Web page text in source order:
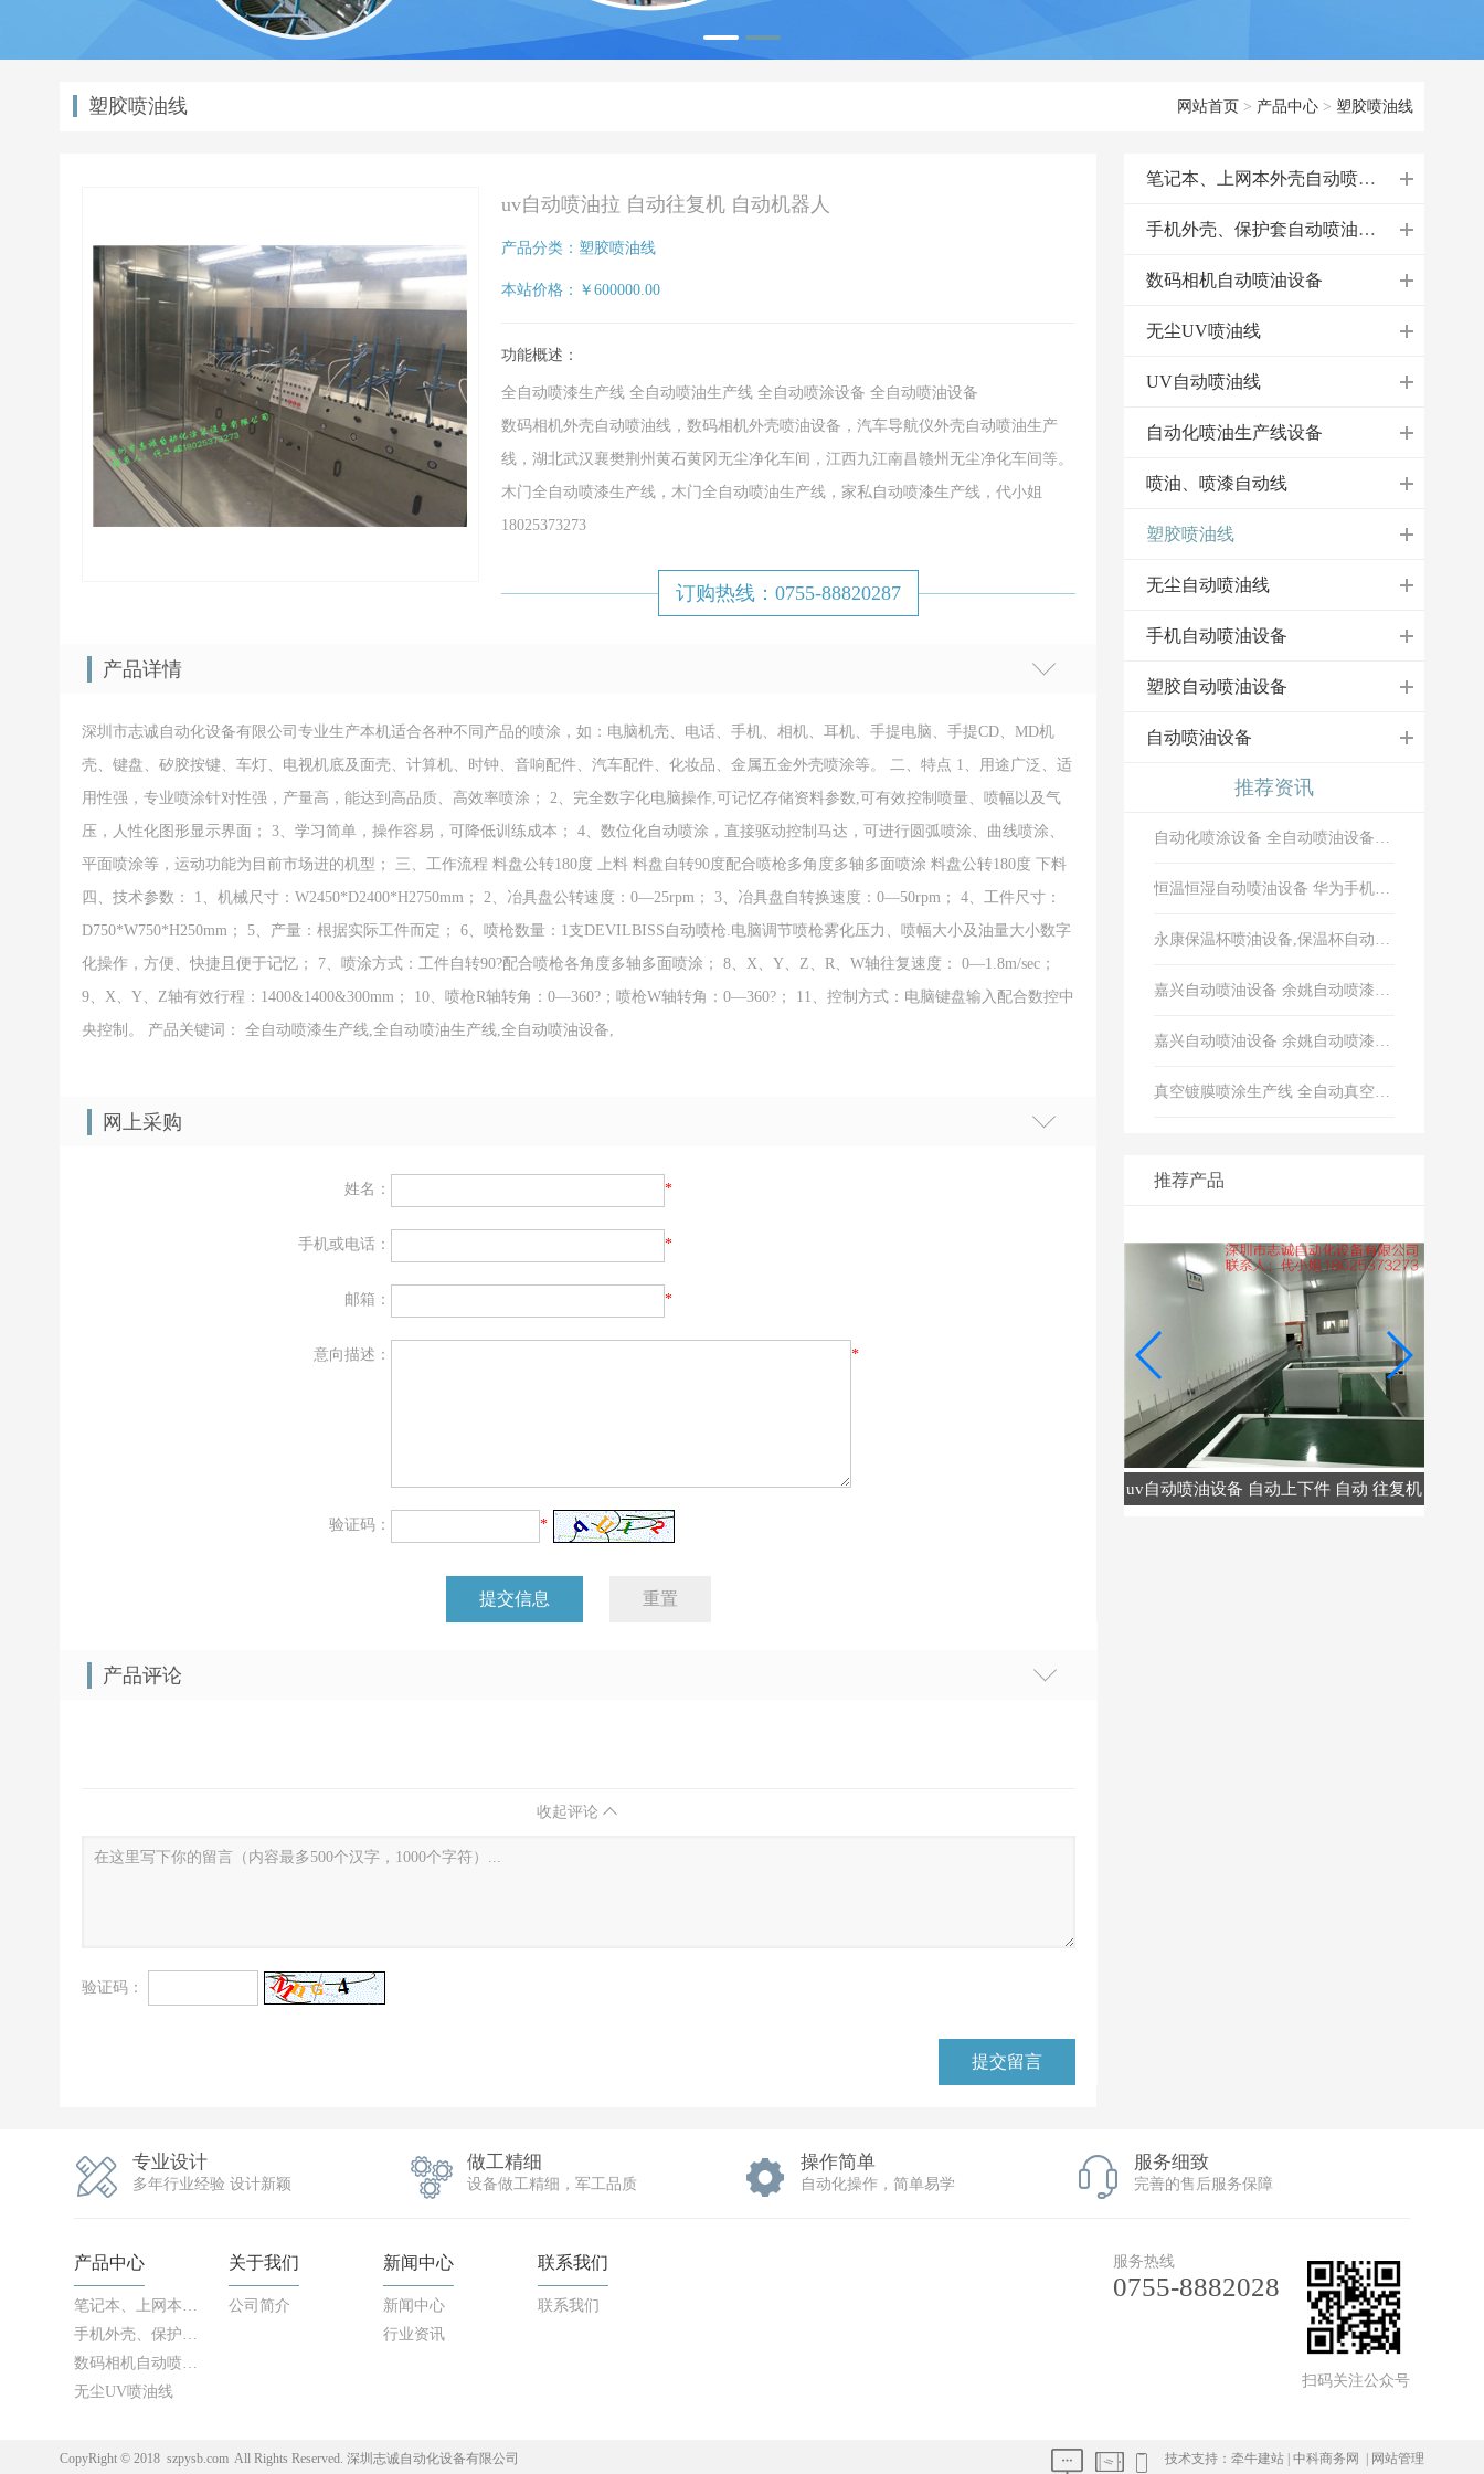
塑胶喷油线 网站首页 > 产品中心 > 塑胶喷油线
笔记本、上网本外壳自动喷油设备
手机外壳、保护套自动喷油生产设备
数码相机自动喷油设备
无尘UV喷油线
UV自动喷油线
自动化喷油生产线设备
喷油、喷漆自动线
塑胶喷油线
无尘自动喷油线
手机自动喷油设备
塑胶自动喷油设备
自动喷油设备
uv自动喷油拉 自动往复机 自动机器人
产品分类：塑胶喷油线
本站价格：￥600000.00
功能概述：
全自动喷漆生产线 全自动喷油生产线 全自动喷涂设备 全自动喷油设备
数码相机外壳自动喷油线，数码相机外壳喷油设备，汽车导航仪外壳自动喷油生产
线，湖北武汉襄樊荆州黄石黄冈无尘净化车间，江西九江南昌赣州无尘净化车间等。
木门全自动喷漆生产线，木门全自动喷油生产线，家私自动喷漆生产线，代小姐
18025373273
订购热线：0755-88820287
产品详情
深圳市志诚自动化设备有限公司专业生产本机适合各种不同产品的喷涂，如：电脑机壳、电话、手机、相机、耳机、手提电脑、手提CD、MD机
壳、键盘、矽胶按键、车灯、电视机底及面壳、计算机、时钟、音响配件、汽车配件、化妆品、金属五金外壳喷涂等。 二、特点 1、用途广泛、适
用性强，专业喷涂针对性强，产量高，能达到高品质、高效率喷涂； 2、完全数字化电脑操作,可记忆存储资料参数,可有效控制喷量、喷幅以及气
压，人性化图形显示界面； 3、学习简单，操作容易，可降低训练成本； 4、数位化自动喷涂，直接驱动控制马达，可进行圆弧喷涂、曲线喷涂、
平面喷涂等，运动功能为目前市场进的机型； 三、工作流程 料盘公转180度 上料 料盘自转90度配合喷枪多角度多轴多面喷涂 料盘公转180度 下料
四、技术参数： 1、机械尺寸：W2450*D2400*H2750mm； 2、冶具盘公转速度：0—25rpm； 3、冶具盘自转换速度：0—50rpm； 4、工件尺寸：
D750*W750*H250mm； 5、产量：根据实际工件而定； 6、喷枪数量：1支DEVILBISS自动喷枪.电脑调节喷枪雾化压力、喷幅大小及油量大小数字
化操作，方便、快捷且便于记忆； 7、喷涂方式：工件自转90?配合喷枪各角度多轴多面喷涂； 8、X、Y、Z、R、W轴往复速度： 0—1.8m/sec；
9、X、Y、Z轴有效行程：1400&1400&300mm； 10、喷枪R轴转角：0—360?；喷枪W轴转角：0—360?； 11、控制方式：电脑键盘输入配合数控中
央控制。 产品关键词： 全自动喷漆生产线,全自动喷油生产线,全自动喷油设备,
网上采购
姓名： *
手机或电话： *
邮箱： *
意向描述： *
验证码： *
推荐资讯
自动化喷涂设备 全自动喷油设备 全自动喷涂生产线 自动喷涂设备 喷涂设
恒温恒湿自动喷油设备 华为手机恒温恒湿喷涂设备
永康保温杯喷油设备,保温杯自动喷漆生产线,保温杯喷涂设备,
嘉兴自动喷油设备 余姚自动喷漆生产线 宁波喷油生产线
嘉兴自动喷油设备 余姚自动喷漆生产线 宁波喷油生产线
真空镀膜喷涂生产线 全自动真空镀膜喷漆生产线 真空镀膜UV生产线 UV真空镀膜喷油生产线
推荐产品
uv自动喷涂设备 喷油机器人 自动上下件 uv自动喷涂设备 喷油机器人 往复机 uv自动喷油设备 自动上下件 自动 往复机 uv自动喷漆线 自动住复机 全自动喷漆线
专业设计
多年行业经验 设计新颖
做工精细
设备做工精细，军工品质
操作简单
自动化操作，简单易学
服务细致
完善的售后服务保障
产品中心
无尘UV喷油线
关于我们
公司简介
新闻中心
新闻中心
行业资讯
联系我们
联系我们
扫码关注公众号
服务热线
0755-8882028
CopyRight © 2018 szpysb.com All Rights Reserved. 深圳志诚自动化设备有限公司 技术支持：牵牛建站 |中科商务网 网站管理